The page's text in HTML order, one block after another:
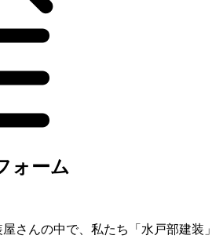
ォーム
さんの中で、私たち「水戸部建装」